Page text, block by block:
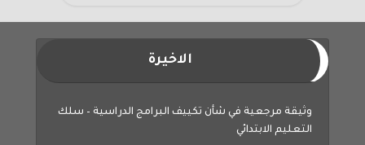
الاخيرة
وثيقة مرجعية في شأن تكييف البرامج الدراسية – سلك
التعليم الابتدائي